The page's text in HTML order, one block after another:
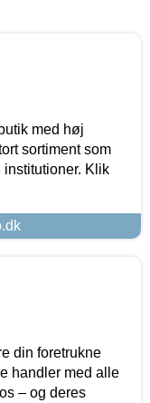
med høj
sortiment som
Klik
din foretrukne
handler med alle
– og deres